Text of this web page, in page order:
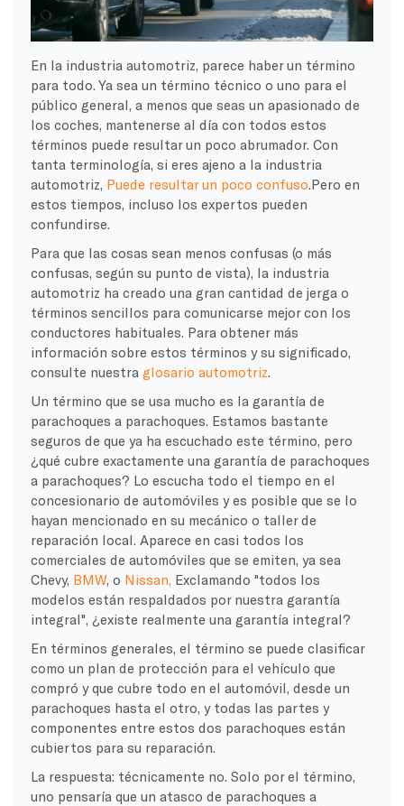
En la industria automotriz, parece haber un término
para todo. Ya sea un término técnico o uno para el
público general, a menos que seas un apasionado de
los coches, mantenerse al día con todos estos
términos puede resultar un poco abrumador. Con
tanta terminología, si eres ajeno a la industria
automotriz, Puede resultar un poco confuso .Pero en
estos tiempos, incluso los expertos pueden
confundirse.
Para que las cosas sean menos confusas (o más
confusas, según su punto de vista), la industria
automotriz ha creado una gran cantidad de jerga o
términos sencillos para comunicarse mejor con los
conductores habituales. Para obtener más
información sobre estos términos y su significado,
consulte nuestra glosario automotriz
Un término que se usa mucho es la garantía de
parachoques a parachoques. Estamos bastante
seguros de que ya ha escuchado este término, pero
¿qué cubre exactamente una garantía de parachoques
a parachoques? Lo escucha todo el tiempo en el
concesionario de automóviles y es posible que se lo
hayan mencionado en su mecánico o taller de
reparación local. Aparece en casi todos los
comerciales de automóviles que se emiten, ya sea
Chevy, BMW, o Nissan, Exclamando "todos los
modelos están respaldados por nuestra garantía
integral", ¿existe realmente una garantía integral?
En términos generales, el término se puede clasificar
como un plan de protección para el vehículo que
compró y que cubre todo en el automóvil, desde un
parachoques hasta el otro, y todas las partes y
componentes entre estos dos parachoques están
cubiertos para su reparación.
La respuesta: técnicamente no. Solo por el término,
uno pensaría que un atasco de parachoques a